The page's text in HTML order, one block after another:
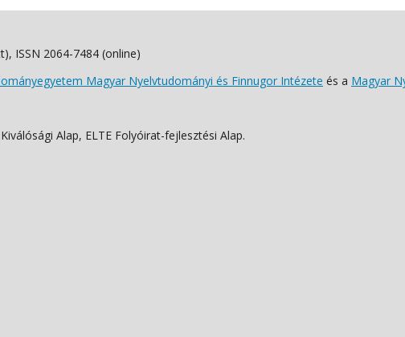
ISSN 2064-7484 (online)
Magyar Nyelvtudományi és Finnugor Intézete és a Magyar
Alap, ELTE Folyóirat-fejlesztési Alap.